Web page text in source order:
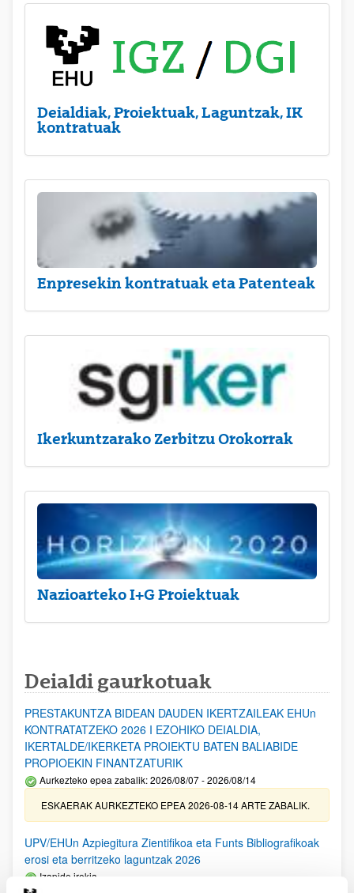
Deialdiak, Proiektuak, Laguntzak, IK
kontratuak
Enpresekin kontratuak eta Patenteak
Ikerkuntzarako Zerbitzu Orokorrak
Nazioarteko I+G Proiektuak
Deialdi gaurkotuak
PRESTAKUNTZA BIDEAN DAUDEN IKERTZAILEAK EHUn
KONTRATATZEKO 2026 I EZOHIKO DEIALDIA,
IKERTALDE/IKERKETA PROIEKTU BATEN BALIABIDE
PROPIOEKIN FINANTZATURIK
Aurkezteko epea zabalik: 2026/08/07 - 2026/08/14
ESKAERAK AURKEZTEKO EPEA 2026-08-14 ARTE ZABALIK.
UPV/EHUn Azpiegitura Zientifikoa eta Funts Bibliografikoak
erosi eta berritzeko laguntzak 2026
Izapide irekia